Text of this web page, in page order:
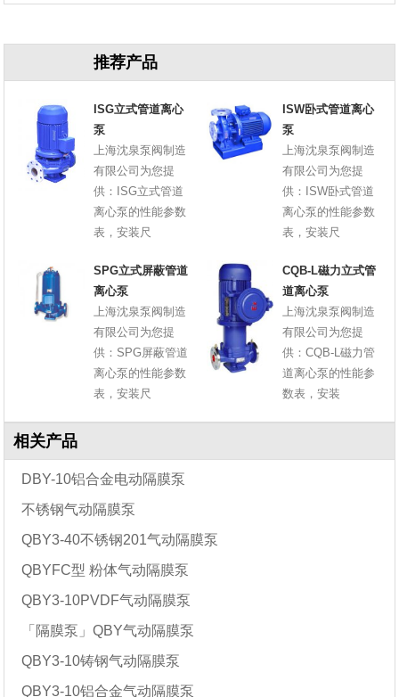
推荐产品
ISG立式管道离心
泵
上海沈泉泵阀制造
有限公司为您提
供：ISG立式管道
离心泵的性能参数
表，安装尺
ISW卧式管道离心
泵
上海沈泉泵阀制造
有限公司为您提
供：ISW卧式管道
离心泵的性能参数
表，安装尺
SPG立式屏蔽管道
离心泵
上海沈泉泵阀制造
有限公司为您提
供：SPG屏蔽管道
离心泵的性能参数
表，安装尺
CQB-L磁力立式管
道离心泵
上海沈泉泵阀制造
有限公司为您提
供：CQB-L磁力管
道离心泵的性能参
数表，安装
相关产品
DBY-10铝合金电动隔膜泵
不锈钢气动隔膜泵
QBY3-40不锈钢201气动隔膜泵
QBYFC型 粉体气动隔膜泵
QBY3-10PVDF气动隔膜泵
「隔膜泵」QBY气动隔膜泵
QBY3-10铸钢气动隔膜泵
QBY3-10铝合金气动隔膜泵